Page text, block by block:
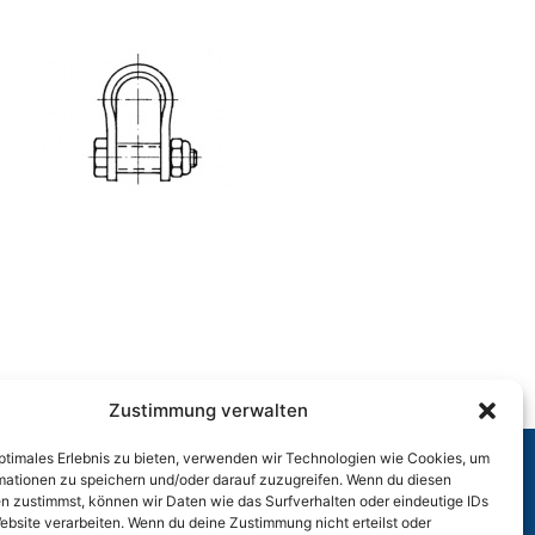
Zustimmung verwalten
Erlebnis zu bieten, verwenden wir Technologien wie Cookies, um
zu speichern und/oder darauf zuzugreifen. Wenn du diesen
zustimmst, können wir Daten wie das Surfverhalten oder eindeutige IDs
verarbeiten. Wenn du deine Zustimmung nicht erteilst oder